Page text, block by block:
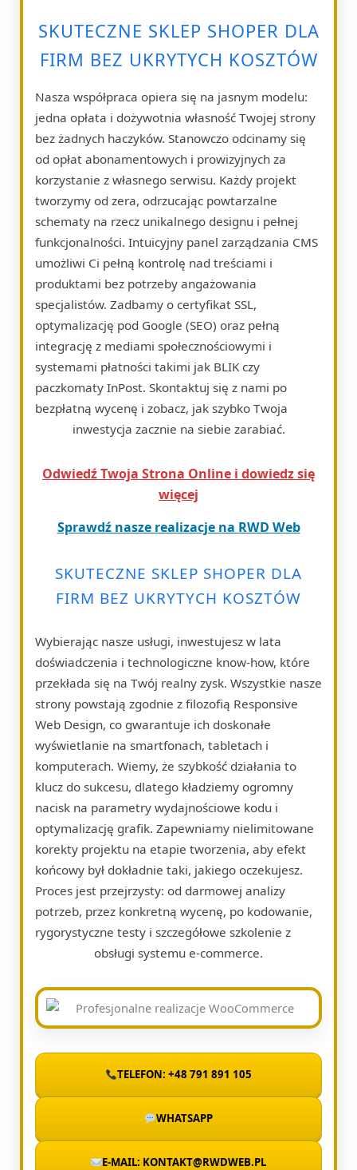
SKUTECZNE SKLEP SHOPER DLA
FIRM BEZ UKRYTYCH KOSZTÓW
Nasza współpraca opiera się na jasnym modelu:
jedna opłata i dożywotnia własność Twojej strony
bez żadnych haczyków. Stanowczo odcinamy się
od opłat abonamentowych i prowizyjnych za
korzystanie z własnego serwisu. Każdy projekt
tworzymy od zera, odrzucając powtarzalne
schematy na rzecz unikalnego designu i pełnej
funkcjonalności. Intuicyjny panel zarządzania CMS
umożliwi Ci pełną kontrolę nad treściami i
produktami bez potrzeby angażowania
specjalistów. Zadbamy o certyfikat SSL,
optymalizację pod Google (SEO) oraz pełną
integrację z mediami społecznościowymi i
systemami płatności takimi jak BLIK czy
paczkomaty InPost. Skontaktuj się z nami po
bezpłatną wycenę i zobacz, jak szybko Twoja
inwestycja zacznie na siebie zarabiać.
Odwiedź Twoja Strona Online i dowiedz się
więcej
Sprawdź nasze realizacje na RWD Web
SKUTECZNE SKLEP SHOPER DLA
FIRM BEZ UKRYTYCH KOSZTÓW
Wybierając nasze usługi, inwestujesz w lata
doświadczenia i technologiczne know-how, które
przekłada się na Twój realny zysk. Wszystkie nasze
strony powstają zgodnie z filozofią Responsive
Web Design, co gwarantuje ich doskonałe
wyświetlanie na smartfonach, tabletach i
komputerach. Wiemy, że szybkość działania to
klucz do sukcesu, dlatego kładziemy ogromny
nacisk na parametry wydajnościowe kodu i
optymalizację grafik. Zapewniamy nielimitowane
korekty projektu na etapie tworzenia, aby efekt
końcowy był dokładnie taki, jakiego oczekujesz.
Proces jest przejrzysty: od darmowej analizy
potrzeb, przez konkretną wycenę, po kodowanie,
rygorystyczne testy i szczegółowe szkolenie z
obsługi systemu e-commerce.
TELEFON: +48 791 891 105
WHATSAPP
E-MAIL: KONTAKT@RWDWEB.PL